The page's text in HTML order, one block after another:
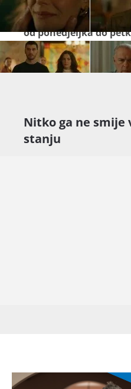
Seriju " Pod istim
od ponedjeljka do
Omiljeni sadržaj
Nitko ga ne smije
stanju